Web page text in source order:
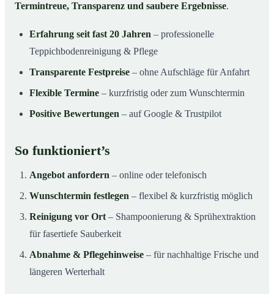
Termintreue, Transparenz und saubere Ergebnisse.
Erfahrung seit fast 20 Jahren – professionelle
Teppichbodenreinigung & Pflege
Transparente Festpreise – ohne Aufschläge für Anfahrt
Flexible Termine – kurzfristig oder zum Wunschtermin
Positive Bewertungen – auf Google & Trustpilot
So funktioniert’s
Angebot anfordern – online oder telefonisch
Wunschtermin festlegen – flexibel & kurzfristig möglich
Reinigung vor Ort – Shampoonierung & Sprühextraktion
für fasertiefe Sauberkeit
Abnahme & Pflegehinweise – für nachhaltige Frische und
längeren Werterhalt